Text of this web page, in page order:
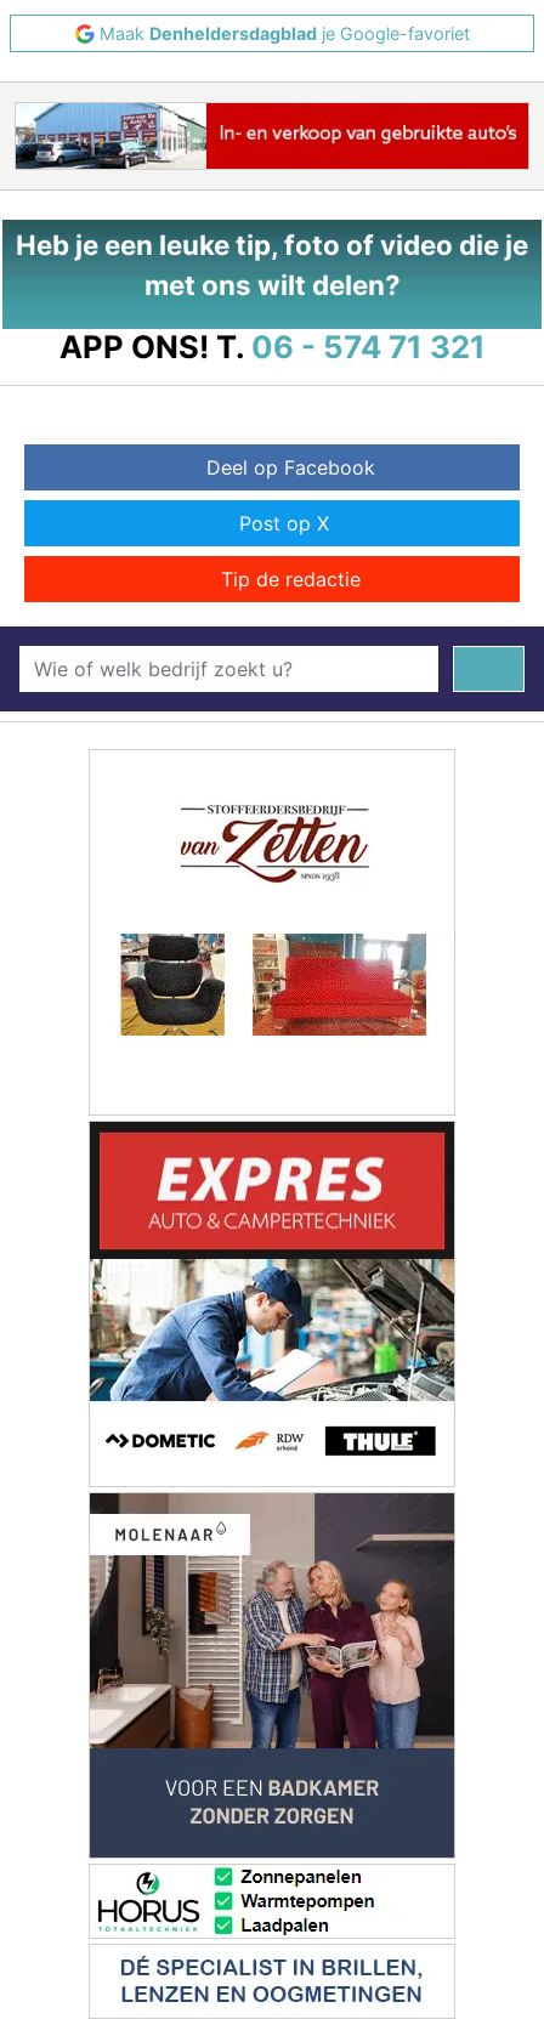
Maak Denheldersdagbladje Google-favoriet
Heb je een leuke tip, foto of video die je
met ons wilt delen?
APP ONS! T. 06 - 574 71 321
Deel op Facebook
Post op X
Tip de redactie